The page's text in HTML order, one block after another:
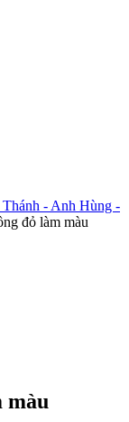
- Anh Hùng -
đỏ làm màu
màu